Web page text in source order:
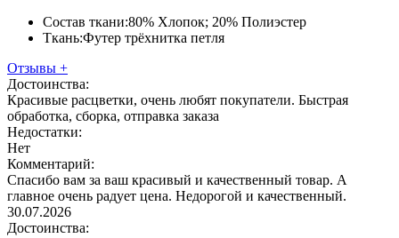
Состав ткани:80% Хлопок; 20% Полиэстер
Ткань:Футер трёхнитка петля
Отзывы +
Достоинства:
Красивые расцветки, очень любят покупатели. Быстрая
обработка, сборка, отправка заказа
Недостатки:
Нет
Комментарий:
Спасибо вам за ваш красивый и качественный товар. А
главное очень радует цена. Недорогой и качественный.
30.07.2026
Достоинства: